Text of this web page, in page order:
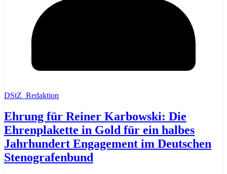
DStZ_Redaktion
Ehrung für Reiner Karbowski: Die
Ehrenplakette in Gold für ein halbes
Jahrhundert Engagement im Deutschen
Stenografenbund